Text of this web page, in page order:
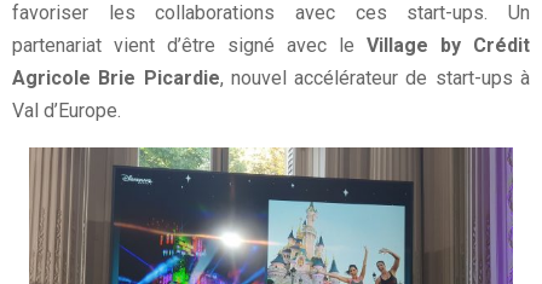
favoriser les collaborations avec ces start-ups. Un
partenariat vient d’être signé avec le Village by Crédit
Agricole Brie Picardie, nouvel accélérateur de start-ups à
Val d’Europe.